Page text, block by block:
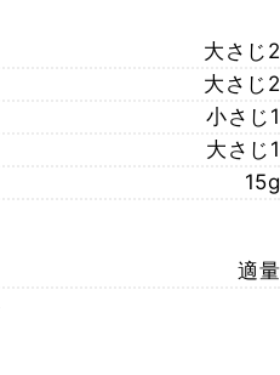
大さじ2
大さじ2
小さじ1
大さじ1
15g
適量